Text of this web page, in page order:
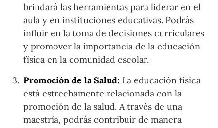
brindará las herramientas para liderar en el
aula y en instituciones educativas. Podrás
influir en la toma de decisiones curriculares
y promover la importancia de la educación
física en la comunidad escolar.
Promoción de la Salud: La educación física
está estrechamente relacionada con la
promoción de la salud. A través de una
maestría, podrás contribuir de manera